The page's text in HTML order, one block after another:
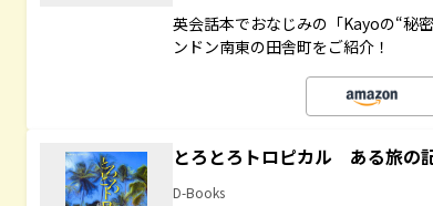
英会話本でおなじみの「Kayoの“秘
ンドン南東の田舎町をご紹介！
とろとろトロピカル ある旅の
D-Books